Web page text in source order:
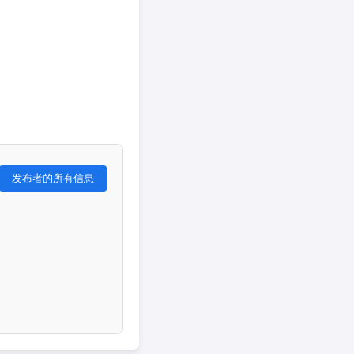
发布者的所有信息